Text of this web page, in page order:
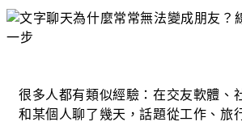
很多人都有類似經驗：在交友軟體、
和某個人聊了幾天，話題從工作、旅